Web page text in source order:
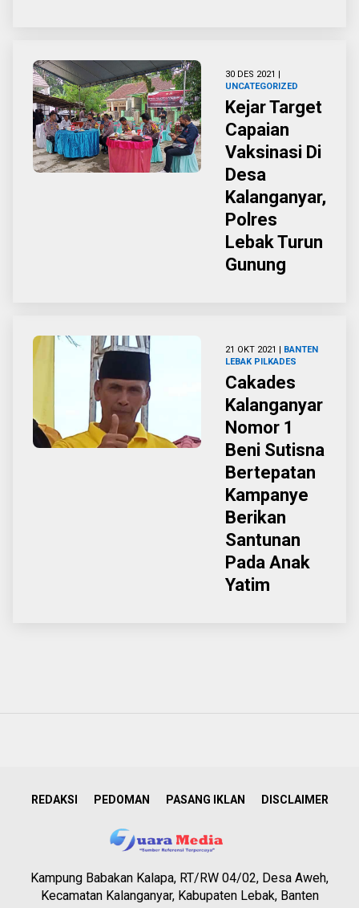
30 DES 2021 |
UNCATEGORIZED
Kejar Target
Capaian
Vaksinasi Di
Desa
Kalanganyar,
Polres
Lebak Turun
Gunung
21 OKT 2021 | BANTEN
LEBAK PILKADES
Cakades
Kalanganyar
Nomor 1
Beni Sutisna
Bertepatan
Kampanye
Berikan
Santunan
Pada Anak
Yatim
REDAKSI PEDOMAN PASANG IKLAN DISCLAIMER
Kampung Babakan Kalapa, RT/RW 04/02, Desa Aweh,
Kecamatan Kalanganyar, Kabupaten Lebak, Banten